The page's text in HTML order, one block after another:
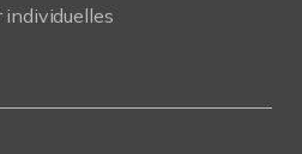
individuelles